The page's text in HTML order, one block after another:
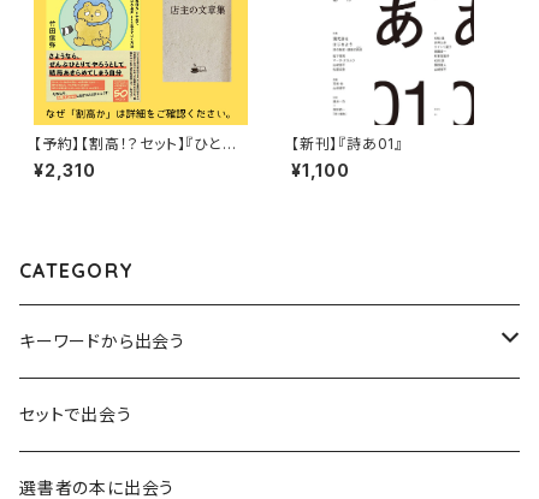
【予約】【割高！？セット】『ひとり
でやらないもん！ー「誘われ待
ち」をやめて「巻き込み上手」とし
¥2,310
【新刊】『詩あ01』
¥1,100
CATEGORY
キーワードから出会う
言葉：思考の種となるもの
異界：日常から離れた視点
セットで出会う
選書者の本に出会う